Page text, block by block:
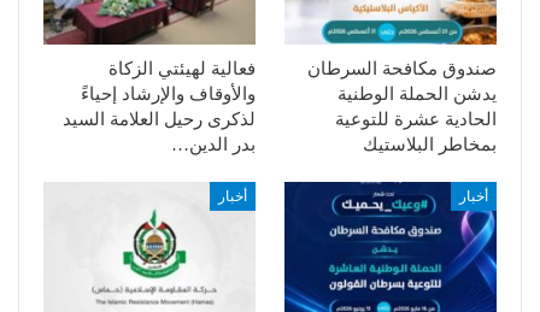
صندوق مكافحة السرطان
يدشن الحملة الوطنية
الحادية عشرة للتوعية
بمخاطر البلاستيك
فعالية لهيئتي الزكاة
والأوقاف والإرشاد إحياءً
لذكرى رحيل العلامة السيد
بدر الدين…
أخبار أخبار